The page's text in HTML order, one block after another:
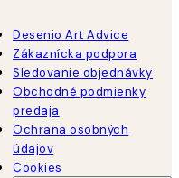
Desenio Art Advice
Zákaznícka podpora
Sledovanie objednávky
Obchodné podmienky
predaja
Ochrana osobných
údajov
Cookies